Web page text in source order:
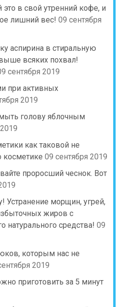
в свой утренний кофе, и
лишний вес! 09 сентября
аспирина в стиральную
всяких похвал!
сентября 2019
при активных
2019
голову яблочным
как таковой не
косметике 09 сентября 2019
проросший чеснок. Вот
Устранение морщин, угрей,
жиров с
натурального средства! 09
которым нас не
2019
приготовить за 5 минут